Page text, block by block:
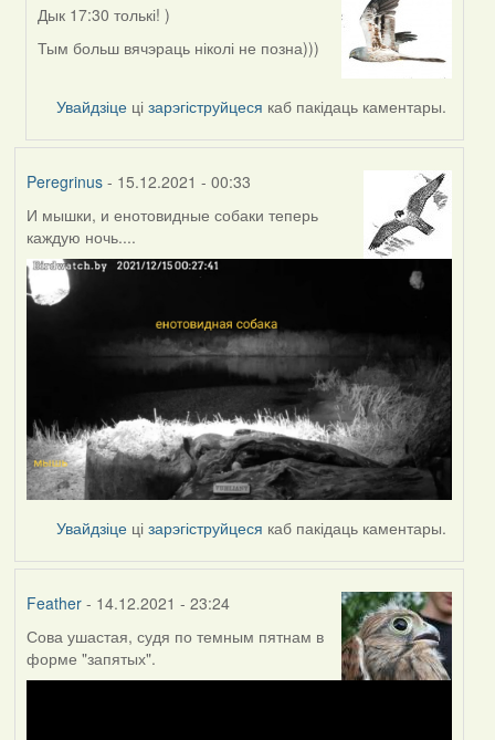
In
reply
Peregrinus
Дык 17:30 толькі! )
Тым больш вячэраць ніколі не позна)))
Увайдзіце цізарэгіструйцеся каб пакідаць каментары.
Peregrinus- 15.12.2021 - 00:33
И мышки, и енотовидные собаки теперь
каждую ночь....
Увайдзіце цізарэгіструйцеся каб пакідаць каментары.
Feather- 14.12.2021 - 23:24
Сова ушастая, судя по темным пятнам в
форме "запятых".